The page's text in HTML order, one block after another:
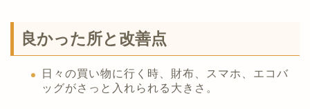
良かった所と改善点
日々の買い物に行く時、財布、スマホ、エコバ
ッグがさっと入れられる大きさ。